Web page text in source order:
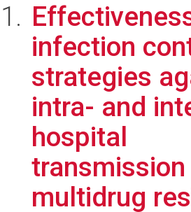
infection
strategies
intra- and
hospital
multidrug